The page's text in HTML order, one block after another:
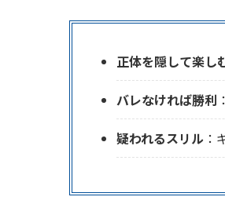
正体を隠して楽し
バレなければ勝利
疑われるスリル ：